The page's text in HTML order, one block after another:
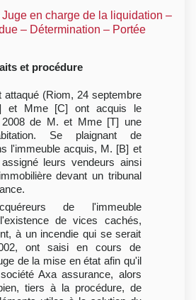
en charge de la liquidation –
– Détermination – Portée
et procédure
attaqué (Riom, 24 septembre
et Mme [C] ont acquis le
2008 de M. et Mme [T] une
Se plaignant de
l'immeuble acquis, M. [B] et
leurs vendeurs ainsi
devant un tribunal
de l'immeuble
de vices cachés,
à un incendie qui se serait
ont saisi en cours de
de la mise en état afin qu'il
Axa assurance, alors
tiers à la procédure, de